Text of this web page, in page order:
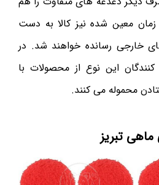
زمان معین شده نیز کالا به دست
خارجی رسانده خواهند شد. در
این نوع از محصولات با
محموله می کنند.
تبریز